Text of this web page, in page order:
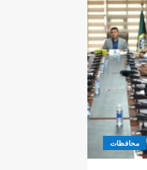
محافظات